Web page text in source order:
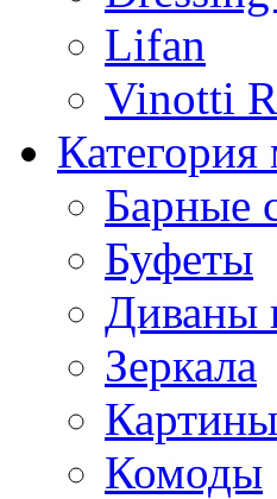
Lifan
Vinotti
Категория
Барные
Буфеты
Диваны
Зеркала
Картины
Комоды